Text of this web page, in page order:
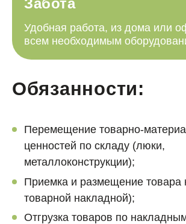
Забота
Удобная работа, из дома или
всем необходимым
Обязанности:
Перемещение товарно-
ценностей по складу (люки,
металлоконструкции);
Приемка и размещение товара
товарной накладной);
Отгрузка товаров по